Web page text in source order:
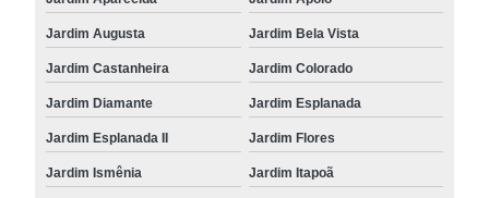
Jardim Augusta Jardim Bela Vista
Jardim Castanheira Jardim Colorado
Jardim Diamante Jardim Esplanada
Jardim Esplanada II Jardim Flores
Jardim Ismênia Jardim Itapoã